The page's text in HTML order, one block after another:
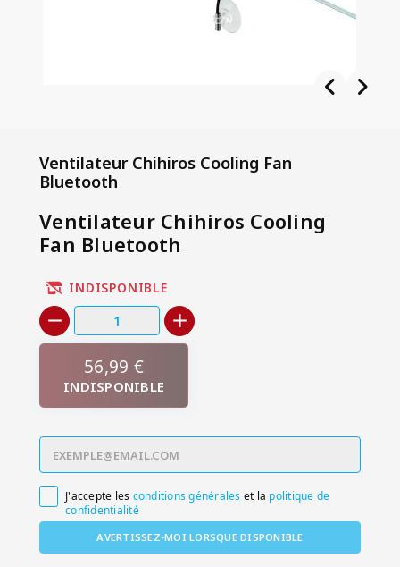
Ventilateur Chihiros Cooling Fan
Bluetooth
Ventilateur Chihiros Cooling
Fan Bluetooth
INDISPONIBLE
56,99 €
INDISPONIBLE
J'accepte les conditions générales et la politique de
confidentialité
AVERTISSEZ-MOI LORSQUE DISPONIBLE